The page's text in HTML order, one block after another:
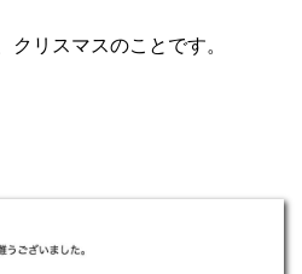
クリスマスのことです。